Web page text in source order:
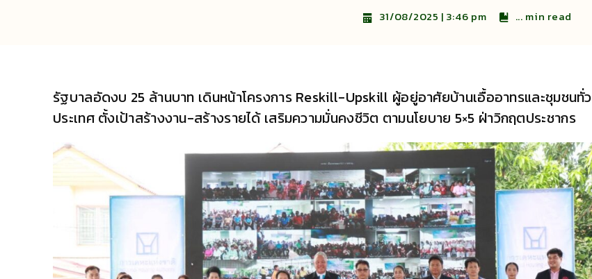
31/08/2025 | 3:46 pm ... min read
รัฐบาลอัดงบ 25 ล้านบาท เดินหน้าโครงการ Reskill-Upskill ผู้อยู่อาศัยบ้านเอื้ออาทรและชุมชนทั่ว
ประเทศ ตั้งเป้าสร้างงาน-สร้างรายได้ เสริมความมั่นคงชีวิต ตามนโยบาย 5×5 ฝ่าวิกฤตประชากร